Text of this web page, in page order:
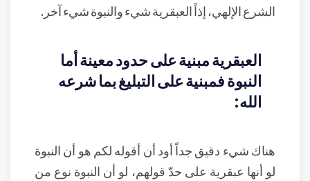
الشرع الإلهي، إذاً العبقرية شيء والنبوة شيء آخر.
العبقرية مبنية على حدود معينة أما
النبوة فمبنية على التبليغ بما شرعه
الله:
هناك شيء دقيق جداً أود أن أقوله لكم هو أن النبوة
لو أنها عبقرية على حدّ قولهم، لو أن النبوة نوع من